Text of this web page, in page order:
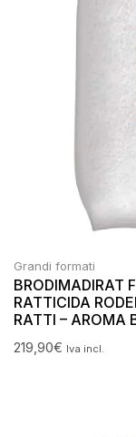
Grandi formati
BRODIMADIRAT
RATTICIDA
RATTI – AROMA
219,90€ Iva incl.